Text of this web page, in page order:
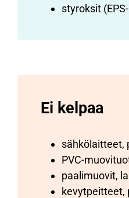
styroksit
Ei kelpaa
sähkölaitteet,
PVC-
paalimuovit,
kevytpeitteet,